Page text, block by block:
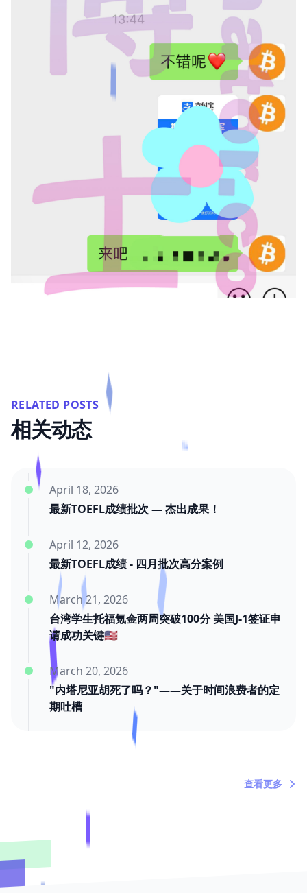
RELATED POSTS
相关动态
最新TOEFL成绩批次 — 杰出成果！
April 18, 2026
最新TOEFL成绩 - 四月批次高分案例
April 12, 2026
台湾学生托福氪金两周突破100分 美国J-1签证申
请成功关键🇺🇸
March 21, 2026
"内塔尼亚胡死了吗？"——关于时间浪费者的定
期吐槽
March 20, 2026
查看更多